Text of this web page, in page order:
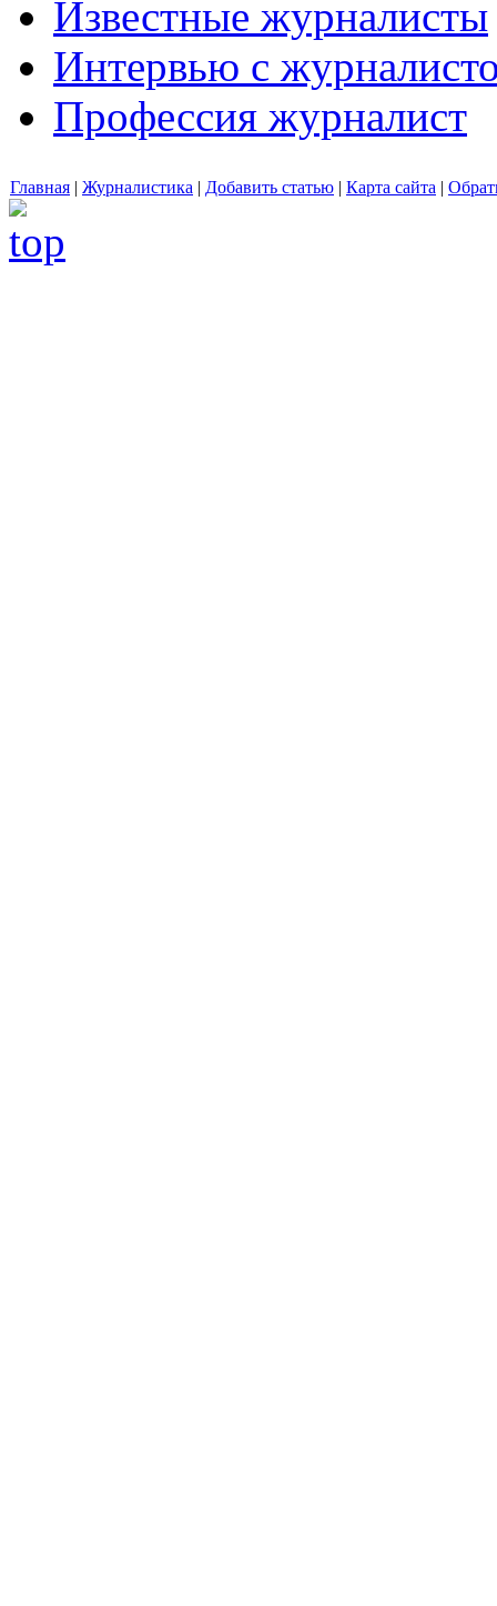
Известные журналисты
Интервью с
Профессия журналист
Главная | Журналистика | Добавить статью | Карта сайта |